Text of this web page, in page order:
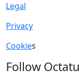
Legal
Privacy
Cookies
Follow